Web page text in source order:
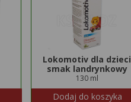
Lokomotiv dla dzieci
smak landrynkowy
130 ml
Dodaj do koszyka